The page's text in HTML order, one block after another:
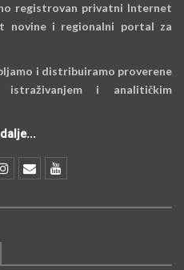
registrovan privatni Internet
novine i regionalni portal za
i distribuiramo proverene
i analitičkim